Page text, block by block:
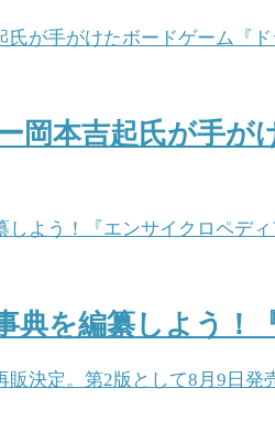
岡本吉起氏が手
典を編纂しよう！